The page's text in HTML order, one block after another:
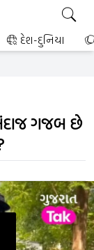
દેશ-દુનિયા
ગજબ છે